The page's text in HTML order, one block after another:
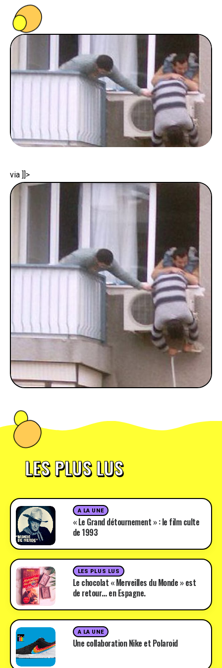
BONS PLANS
SOUTENEZ KULTT
via ]]>
LES PLUS LUS
A LA UNE
« Le Grand détournement » : le film culte
de 1993
LES PLUS LUS
Le chocolat « Merveilles du Monde » est
de retour… en Espagne.
A LA UNE
Une collaboration Nike et Polaroid